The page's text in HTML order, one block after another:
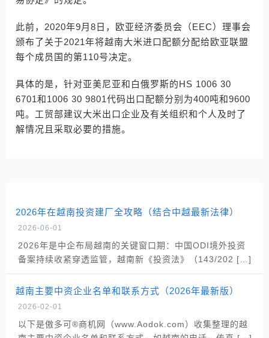
此前，2020年9月8日，欧亚经济委员会（EEC）理事会
颁布了关于2021年将越南大米进口配额分配给欧亚联盟
每个成员国的第110号决定。
具体的是，针对亚美尼亚和白俄罗斯的HS 1006 30
6701和1006 30 9801代码出口配额分别为400吨和9600
吨。工贸部建议大米出口企业及有关组织和个人及时了
解情况且采取必要的措施。
2026年在越南投资建厂全攻略（结合中越最新法律）
2026-06-01
2026年是中企布局越南的关键窗口期：中国ODI境外投资
备案持续收紧穿透监管，越南新《投资法》（143/202 […]
越南主要中资企业名单和联系方式（2026年最新版）
2026-02-01
以下是傲多可®商机网（www.Aodok.com）收集整理的越